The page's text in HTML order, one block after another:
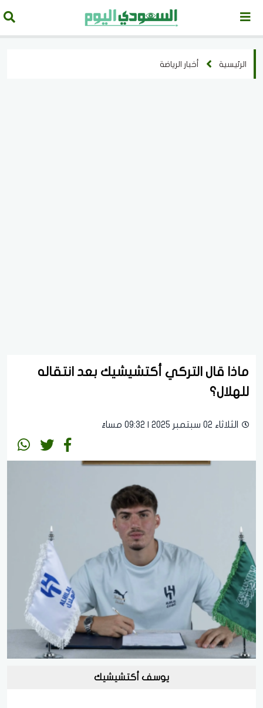
الرئيسية أخبار الرياضة
ماذا قال التركي أكتشيشيك بعد انتقاله
للهلال؟
الثلاثاء 02 سبتمبر 2025 | 09:32 مساءً
يوسف أكتشيشيك